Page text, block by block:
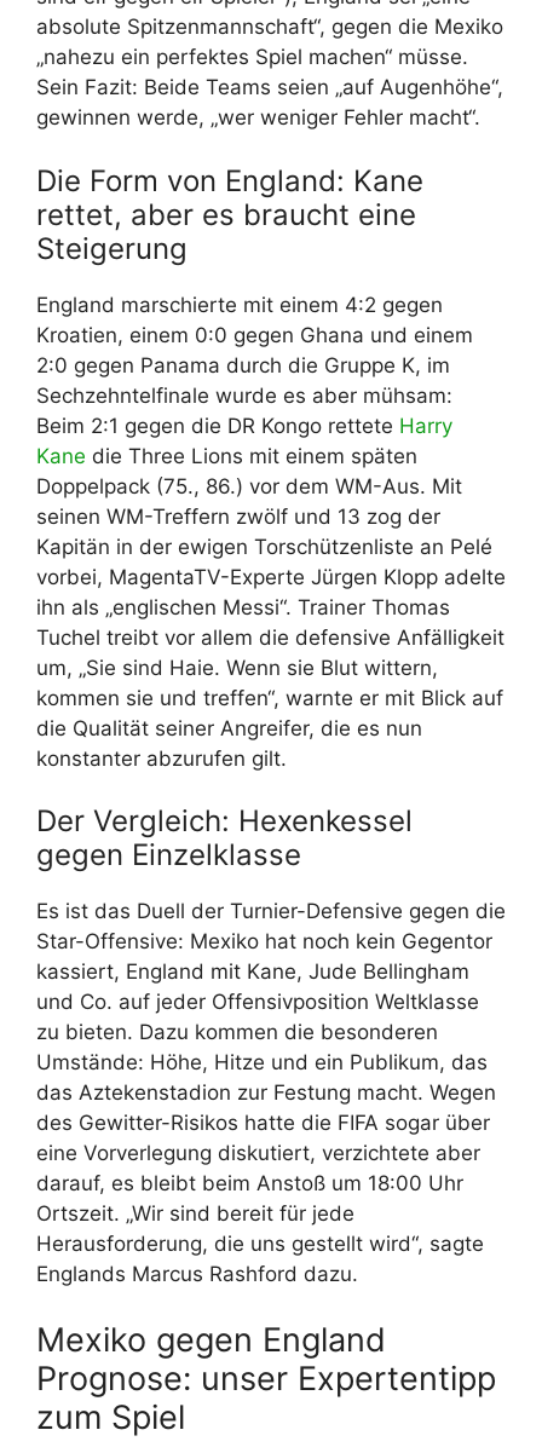
absolute Spitzenmannschaft“, gegen die Mexiko
„nahezu ein perfektes Spiel machen“ müsse.
Sein Fazit: Beide Teams seien „auf Augenhöhe“,
gewinnen werde, „wer weniger Fehler macht“.
Die Form von England: Kane
rettet, aber es braucht eine
Steigerung
England marschierte mit einem 4:2 gegen
Kroatien, einem 0:0 gegen Ghana und einem
2:0 gegen Panama durch die Gruppe K, im
Sechzehntelfinale wurde es aber mühsam:
Beim 2:1 gegen die DR Kongo rettete Harry
Kane die Three Lions mit einem späten
Doppelpack (75., 86.) vor dem WM-Aus. Mit
seinen WM-Treffern zwölf und 13 zog der
Kapitän in der ewigen Torschützenliste an Pelé
vorbei, MagentaTV-Experte Jürgen Klopp adelte
ihn als „englischen Messi“. Trainer Thomas
Tuchel treibt vor allem die defensive Anfälligkeit
um, „Sie sind Haie. Wenn sie Blut wittern,
kommen sie und treffen“, warnte er mit Blick auf
die Qualität seiner Angreifer, die es nun
konstanter abzurufen gilt.
Der Vergleich: Hexenkessel
gegen Einzelklasse
Es ist das Duell der Turnier-Defensive gegen die
Star-Offensive: Mexiko hat noch kein Gegentor
kassiert, England mit Kane, Jude Bellingham
und Co. auf jeder Offensivposition Weltklasse
zu bieten. Dazu kommen die besonderen
Umstände: Höhe, Hitze und ein Publikum, das
das Aztekenstadion zur Festung macht. Wegen
des Gewitter-Risikos hatte die FIFA sogar über
eine Vorverlegung diskutiert, verzichtete aber
darauf, es bleibt beim Anstoß um 18:00 Uhr
Ortszeit. „Wir sind bereit für jede
Herausforderung, die uns gestellt wird“, sagte
Englands Marcus Rashford dazu.
Mexiko gegen England
Prognose: unser Expertentipp
zum Spiel